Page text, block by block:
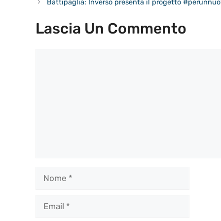
Battipaglia: Inverso presenta il progetto
Lascia Un Commento